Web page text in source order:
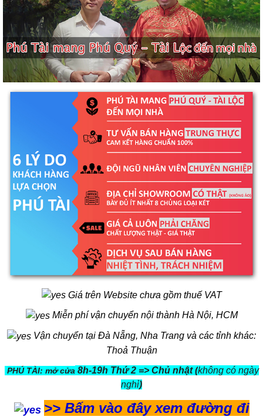
Giá trên Website chưa gồm thuế VAT
Miễn phí vận chuyển nội thành Hà Nội, HCM
Vận chuyển tại Đà Nẵng, Nha Trang và các tỉnh khác:
Thoả Thuận
PHÚ TÀI: mở cửa 8h-19h Thứ 2 => Chủ nhật (không có ngày
nghỉ)
>> Bấm vào đây xem đường đi